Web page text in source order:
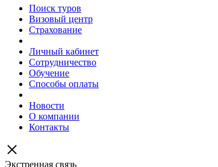
Поиск туров
Визовый центр
Страхование
Личный кабинет
Сотрудничество
Обучение
Способы оплаты
Новости
О компании
Контакты
Экстренная связь